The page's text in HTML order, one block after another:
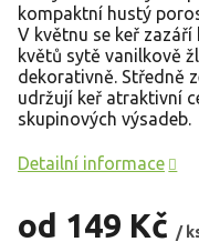
od 149 Kč /
kompaktní hustý
V květnu se keř
květů sytě vanilkově
dekorativně. Středně
udržují keř atraktivní
skupinových výsadeb.
Detailní informace